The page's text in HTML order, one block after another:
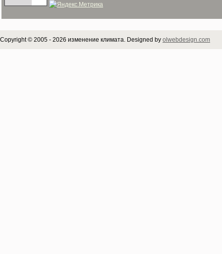
Copyright © 2005 - 2026 изменение климата. Designed by olwebdesign.com